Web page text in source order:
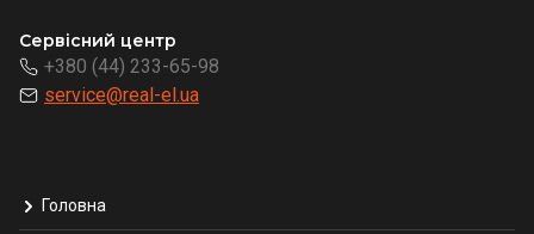
Сервісний центр
+380 (44) 233-65-98
service@real-el.ua
Головна